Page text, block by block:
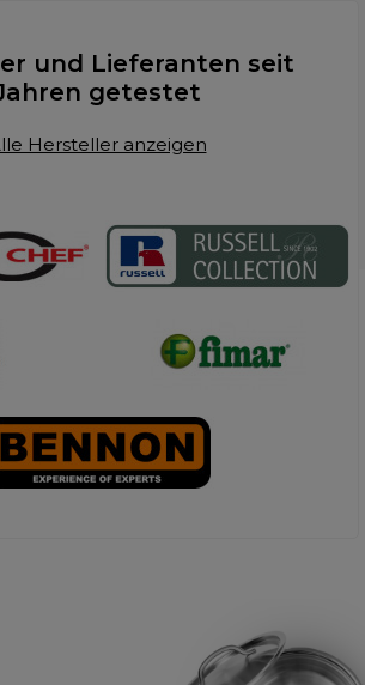
und Lieferanten seit
getestet
Hersteller anzeigen